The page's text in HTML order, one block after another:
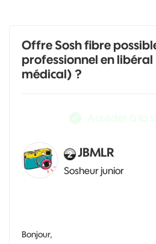
Offre Sosh fibre
professionnel en
médical) ?
JBMLR
Sosheur junior
Bonjour,